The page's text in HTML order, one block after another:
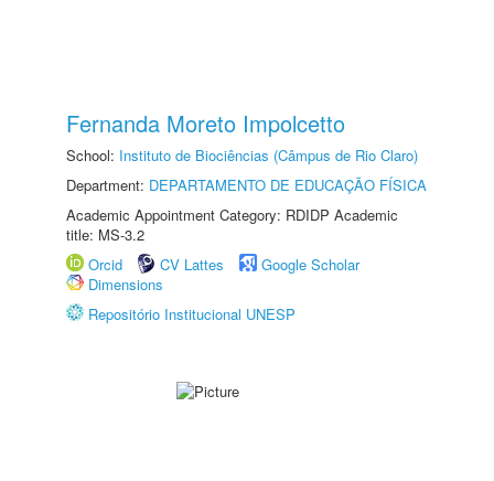
Fernanda Moreto Impolcetto
School: Instituto de Biociências (Câmpus de Rio Claro)
Department: DEPARTAMENTO DE EDUCAÇÃO FÍSICA
Academic Appointment Category: RDIDP Academic
title: MS-3.2
Orcid
CV Lattes
Google Scholar
Dimensions
Repositório Institucional UNESP